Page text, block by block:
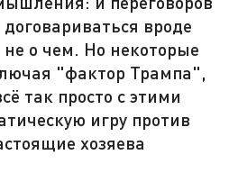
вроде
о чем. Но некоторые
"фактор Трампа",
так просто с этими
игру против
хозяева